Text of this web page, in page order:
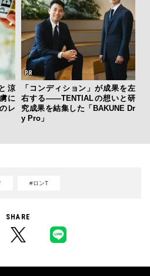
涼
に
レ
「コンディション」が成果を左
右する——TENTIALの想いと研
究成果を結集した「BAKUNE Dr
y Pro」
#ロンT
SHARE